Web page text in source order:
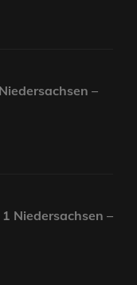
–
Niedersachsen –